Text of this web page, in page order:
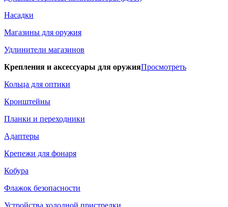
Насадки
Магазины для оружия
Удлинители магазинов
Крепления и аксессуары для оружияПросмотреть
Кольца для оптики
Кронштейны
Планки и переходники
Адаптеры
Крепежи для фонаря
Кобура
Флажок безопасности
Устройства холодной пристрелки